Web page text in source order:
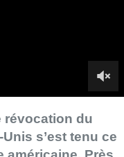
à l’origine de la
a été lancé voici
sororité sans frontière.
en Europe dans les
On doit encore